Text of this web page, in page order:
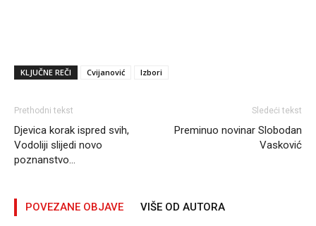
KLJUČNE REČI Cvijanović Izbori
Prethodni tekst
Djevica korak ispred svih,
Vodoliji slijedi novo
poznanstvo…
Sledeći tekst
Preminuo novinar Slobodan
Vasković
POVEZANE OBJAVE VIŠE OD AUTORA